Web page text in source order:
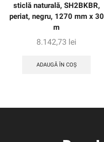
sticlă naturală, SH2BKBR,
periat, negru, 1270 mm x 30
m
8.142,73 lei
ADAUGĂ ÎN COȘ